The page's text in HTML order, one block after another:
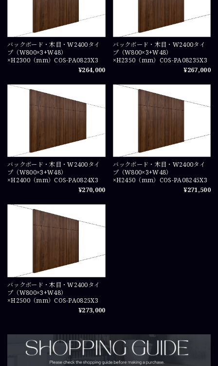
バックボード・木目・W2400タイ
プ（W800×3+W48）
×H2300（mm）COS-PA0823X3
¥264,000
バックボード・木目・W2400タイ
プ（W800×3+W48）
×H2350（mm）COS-PA08235X3
¥267,000
バックボード・木目・W2400タイ
プ（W800×3+W48）
×H2400（mm）COS-PA0824X3
¥270,000
バックボード・木目・W2400タイ
プ（W800×3+W48）
×H2450（mm）COS-PA08245X3
¥271,500
バックボード・木目・W2400タイ
プ（W800×3+W48）
×H2500（mm）COS-PA0825X3
¥273,000